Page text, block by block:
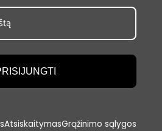
AtsiskaitymasGrąžinimo sąlygos